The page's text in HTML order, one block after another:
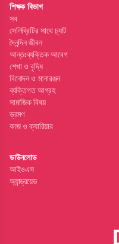
শিক্ষক বিভাগ
সব
সেলিব্রিটির সাথে চ্যাট
দৈনন্দিন জীবন
আন্তঃব্যক্তিক আবেগ
শেখা ও বৃদ্ধি
বিনোদন ও মনোরঞ্জন
ব্যক্তিগত আগ্রহ
সামাজিক বিষয়
ভ্রমণ
কাজ ও ক্যারিয়ার
ডাউনলোড
আইওএস
অ্যান্ড্রয়েড